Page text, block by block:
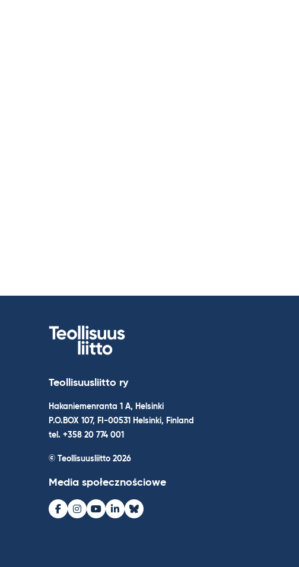
Teollisuusliitto ry
Hakaniemenranta 1 A, Helsinki
P.O.BOX 107, FI-00531 Helsinki, Finland
tel. +358 20 774 001
© Teollisuusliitto 2026
Media społecznościowe
Facebook
Instagram
Youtube
LinkedInBluesky